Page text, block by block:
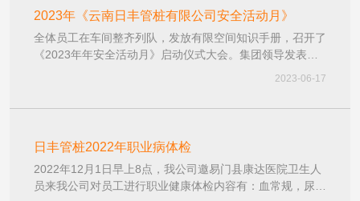
2023年《云南日丰管桩有限公司安全活动月》
全体员工在车间整齐列队，发放有限空间知识手册，召开了
《2023年年安全活动月》启动仪式大会。集团领导发表致
2023-06-17
日丰管桩2022年职业病体检
2022年12月1日早上8点，我公司邀易门县康达医院卫生人
员来我公司对员工进行职业健康体检内容有：血常规，尿